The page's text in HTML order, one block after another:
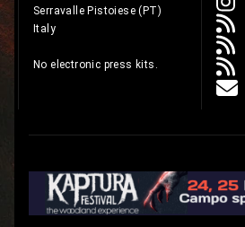
Serravalle Pistoiese (PT)
Italy
No electronic press kits.